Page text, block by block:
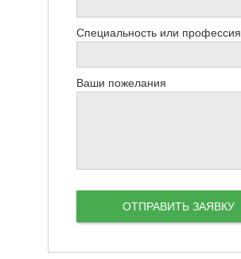
Специальность или профессия
Ваши пожелания